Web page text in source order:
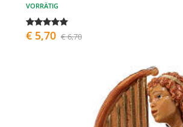
VORRÄTIG
€ 5,70 € 6,70